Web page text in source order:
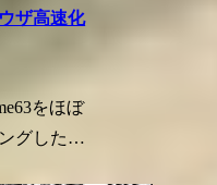
ザ高速化
をほぼ
グした…